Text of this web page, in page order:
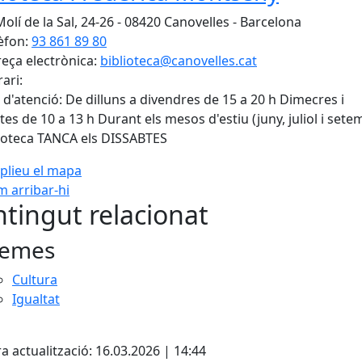
de la Sal, 24-26 - 08420 Canovelles - Barcelona
93 861 89 80
electrònica: biblioteca@canovelles.cat
De dilluns a divendres de 15 a 20 h Dimecres i
de 10 a 13 h Durant els mesos d'estiu (juny, juliol i
TANCA els DISSABTES
el mapa
arribar-hi
relacionat
Cultura
Igualtat
actualització: 16.03.2026 | 14:44